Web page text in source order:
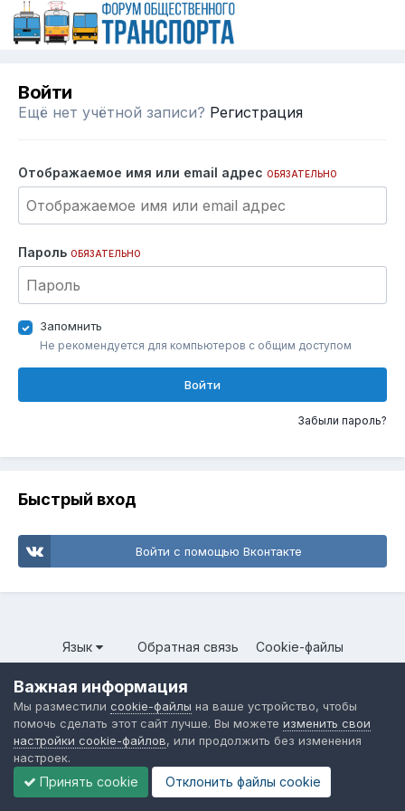
Войти
Ещё нет учётной записи? Регистрация
Отображаемое имя или email адрес ОБЯЗАТЕЛЬНО
Пароль ОБЯЗАТЕЛЬНО
Запомнить
Не рекомендуется для компьютеров с общим доступом
Войти
Забыли пароль?
Быстрый вход
Войти с помощью Вконтакте
Язык Обратная связь Cookie-файлы
Powered by Invision Community
Важная информация
Мы разместили cookie-файлы на ваше устройство, чтобы
помочь сделать этот сайт лучше. Вы можете изменить свои
настройки cookie-файлов, или продолжить без изменения
настроек.
Принять cookie Отклонить файлы сookie